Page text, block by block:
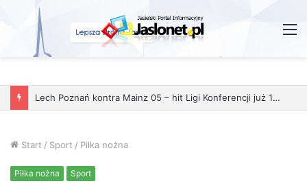
Start / Sport / Piłka nożna
Piłka nożna Sport